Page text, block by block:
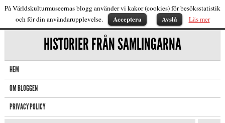
HISTORIER FRÅN SAMLINGARNA
HEM
OM BLOGGEN
PRIVACY POLICY
På Världskulturmuseernas blogg använder vi kakor (cookies) för besöksstatistik
och för din användarupplevelse.
Acceptera Avslå Läs mer